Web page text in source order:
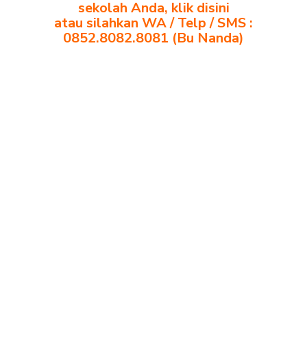
sekolah Anda, klik disini
atau silahkan WA / Telp / SMS :
0852.8082.8081 (Bu Nanda)